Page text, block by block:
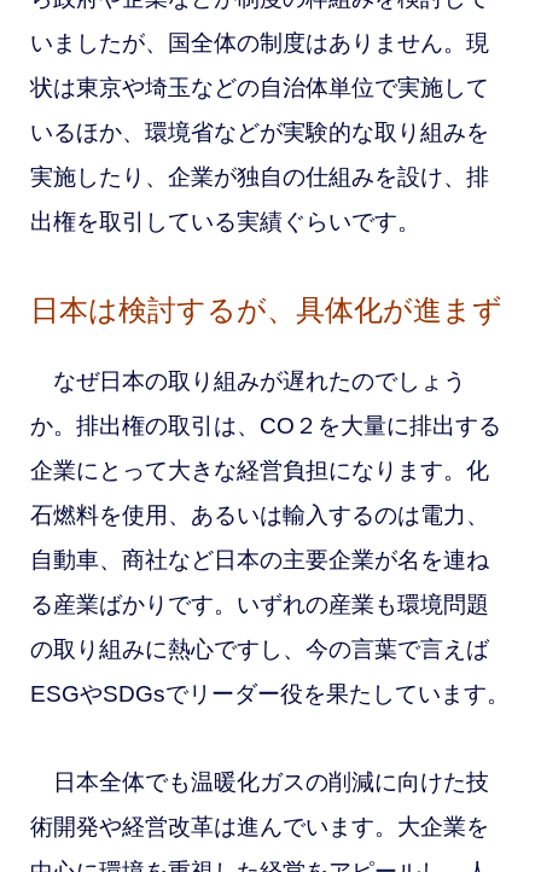
いましたが、国全体の制度はありません。現
状は東京や埼玉などの自治体単位で実施して
いるほか、環境省などが実験的な取り組みを
実施したり、企業が独自の仕組みを設け、排
出権を取引している実績ぐらいです。
日本は検討するが、具体化が進まず
なぜ日本の取り組みが遅れたのでしょう
か。排出権の取引は、CO２を大量に排出する
企業にとって大きな経営負担になります。化
石燃料を使用、あるいは輸入するのは電力、
自動車、商社など日本の主要企業が名を連ね
る産業ばかりです。いずれの産業も環境問題
の取り組みに熱心ですし、今の言葉で言えば
ESGやSDGsでリーダー役を果たしています。
日本全体でも温暖化ガスの削減に向けた技
術開発や経営改革は進んでいます。大企業を